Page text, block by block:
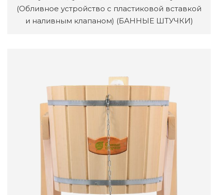
(Обливное устройство c пластиковой вставкой
и наливным клапаном) (БАННЫЕ ШТУЧКИ)